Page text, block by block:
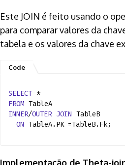
Este JOIN é feito usando o
para comparar valores da
tabela e os valores da chave
SELECT *
FROM TableA
INNER/OUTER JOIN TableB
ON TableA.PK =TableB.Fk;
Implementação de Theta-